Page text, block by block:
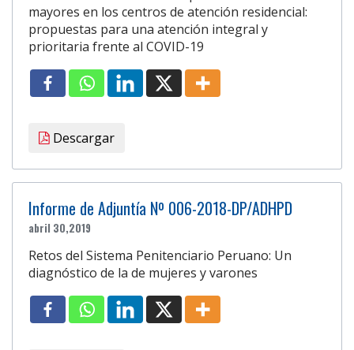
mayores en los centros de atención residencial:
propuestas para una atención integral y
prioritaria frente al COVID-19
Descargar
Informe de Adjuntía Nº 006-2018-DP/ADHPD
abril 30,2019
Retos del Sistema Penitenciario Peruano: Un
diagnóstico de la de mujeres y varones